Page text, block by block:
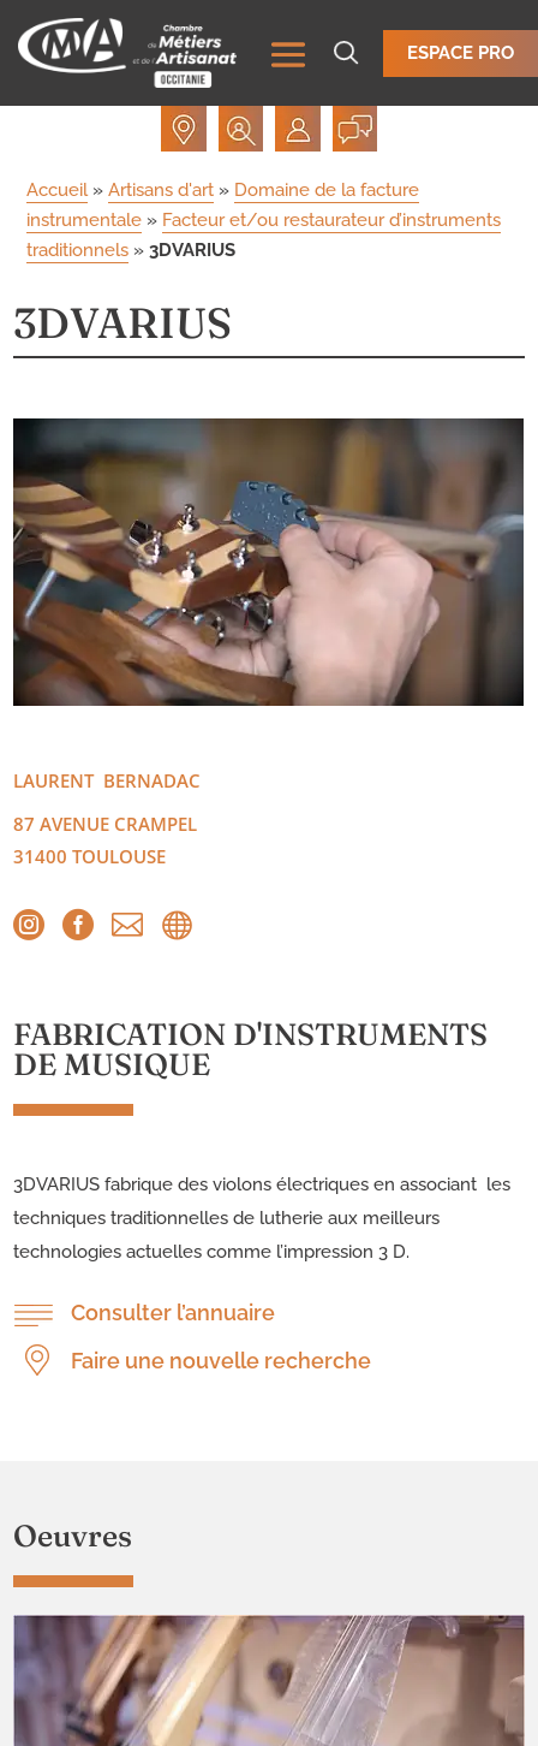
ESPACE PRO
Accueil »Artisans d'art » Domaine de la facture
instrumentale » Facteur et/ou restaurateur d’instruments
traditionnels »3DVARIUS
3DVARIUS
LAURENT BERNADAC
87 AVENUE CRAMPEL
31400TOULOUSE
   
FABRICATION D'INSTRUMENTS
DE MUSIQUE
3DVARIUS fabrique des violons électriques en associant les
techniques traditionnelles de lutherie aux meilleurs
technologies actuelles comme l’impression 3 D.
Consulter l’annuaire
Faire une nouvelle recherche
Oeuvres